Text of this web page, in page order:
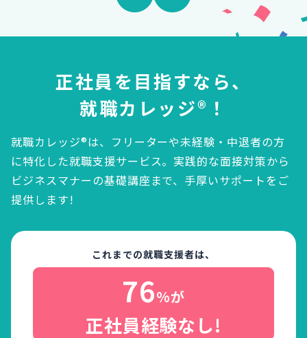
正社員を目指すなら、
就職カレッジ®！
就職カレッジ®は、フリーターや未経験・中退者の方
に特化した就職支援サービス。 実践的な面接対策から
ビジネスマナーの基礎講座まで、 手厚いサポートをご
提供します!
これまでの就職支援者は、
76%が
正社員経験なし!